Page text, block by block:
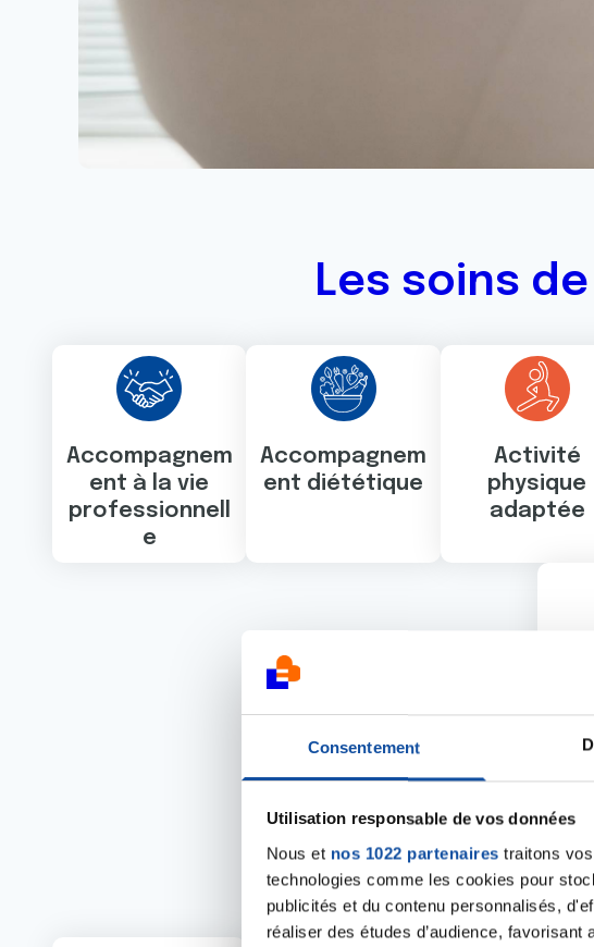
Consentement
Utilisation responsable de vos données
Nous et nos 1022 partenaires traitons
technologies comme les cookies pour
publicités et du contenu personnalisés,
réaliser des études d’audience,
Les soins
Accompagnem
ent à la vie
professionnell
e
Accompagnem
ent diététique
Activité
physique
adaptée
Les